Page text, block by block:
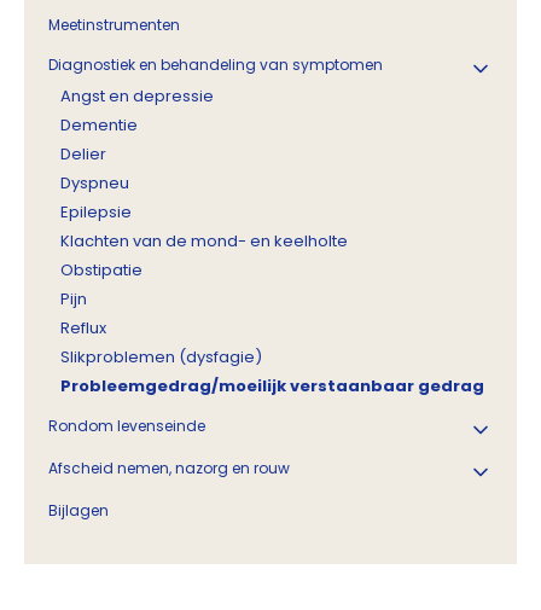
Meetinstrumenten
Diagnostiek en behandeling van symptomen
Angst en depressie
Dementie
Delier
Dyspneu
Epilepsie
Klachten van de mond- en keelholte
Obstipatie
Pijn
Reflux
Slikproblemen (dysfagie)
Probleemgedrag/moeilijk verstaanbaar gedrag
Rondom levenseinde
Afscheid nemen, nazorg en rouw
Bijlagen